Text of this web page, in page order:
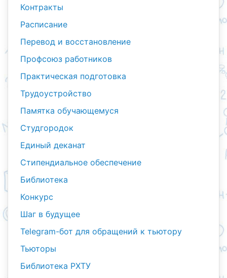
Контракты
Расписание
Перевод и восстановление
Профсоюз работников
Практическая подготовка
Трудоустройство
Памятка обучающемуся
Студгородок
Единый деканат
Стипендиальное обеспечение
Библиотека
Конкурс
Шаг в будущее
Telegram-бот для обращений к тьютору
Тьюторы
Библиотека РХТУ